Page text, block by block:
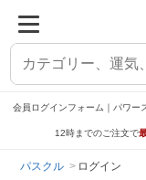
会員ログインフォーム｜パワー
12時までのご注文で
パスクル ログイン